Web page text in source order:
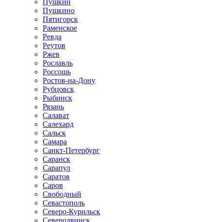
Пушкин
Пушкино
Пятигорск
Раменское
Ревда
Реутов
Ржев
Рославль
Россошь
Ростов-на-Дону
Рубцовск
Рыбинск
Рязань
Салават
Салехард
Сальск
Самара
Санкт-Петербург
Саранск
Сарапул
Саратов
Саров
Свободный
Севастополь
Северо-Курильск
Северодвинск